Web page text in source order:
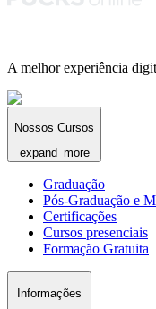
A melhor experiência
Nossos Cursos
expand_more
Graduação
Pós-Graduação e
Certificações
Cursos presenciais
Formação Gratuita
Informações